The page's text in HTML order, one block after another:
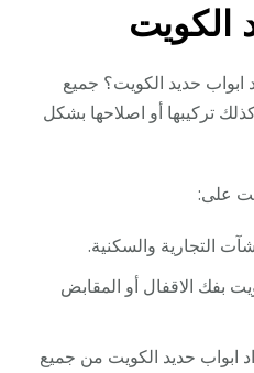
الكويت
ابواب حديد الكويت؟ جميع
تركيبها أو اصلاحها بشكل
على:
التجارية والسكنية.
بفك الاقفال أو المقابض
ابواب حديد الكويت من جميع